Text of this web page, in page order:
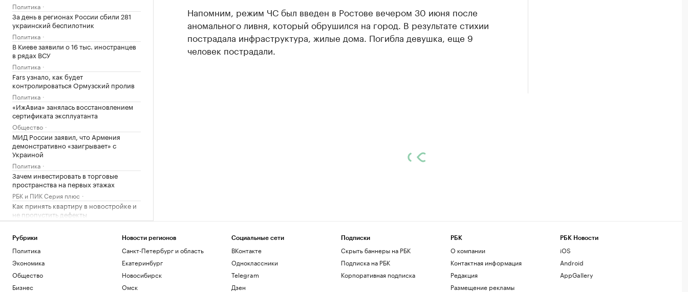
Политика
За день в регионах России сбили 281
украинский беспилотник
Политика
В Киеве заявили о 16 тыс. иностранцев
в рядах ВСУ
Политика
Fars узнало, как будет
контролироваться Ормузский пролив
Политика
«ИжАвиа» занялась восстановлением
сертификата эксплуатанта
Общество
МИД России заявил, что Армения
демонстративно «заигрывает» с
Украиной
Политика
Зачем инвестировать в торговые
пространства на первых этажах
РБК и ПИК Серия плюс
Как принять квартиру в новостройке и
не пропустить дефекты
Минобороны показало удар «Гераней»
по локомотиву и подстанции ВСУ
Политика
Александрова первой вышла в
четвертый круг «тысячника» WTA в
Торонто
Напомним, режим ЧС был введен в Ростове вечером 30 июня после
аномального ливня, который обрушился на город. В результате стихии
пострадала инфраструктура, жилые дома. Погибла девушка, еще 9
человек пострадали.
Рубрики
Политика
Экономика
Общество
Бизнес
Новости регионов
Санкт-Петербург и область
Екатеринбург
Новосибирск
Омск
Социальные сети
ВКонтакте
Одноклассники
Telegram
Дзен
Подписки
Скрыть баннеры на РБК
Подписка на РБК
Корпоративная подписка
РБК
О компании
Контактная информация
Редакция
Размещение рекламы
РБК Новости
iOS
Android
AppGallery